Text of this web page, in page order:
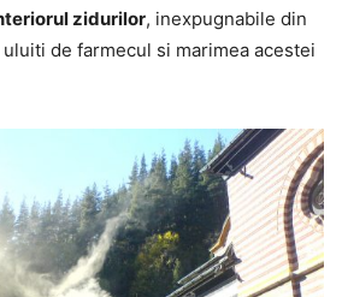
zidurilor, inexpugnabile din
de farmecul si marimea acestei